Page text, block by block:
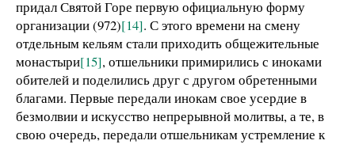
придал Святой Горе первую официальную форму
организации (972)[14]. С этого времени на смену
отдельным кельям стали приходить общежительные
монастыри[15], отшельники примирились с иноками
обителей и поделились друг с другом обретенными
благами. Первые передали инокам свое усердие в
безмолвии и искусство непрерывной молитвы, а те, в
свою очередь, передали отшельникам устремление к